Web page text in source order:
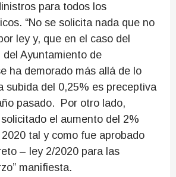
para todos los
“No se solicita nada que no
ley y, que en el caso del
del Ayuntamiento de
ha demorado más allá de lo
subida del 0,25% es preceptiva
pasado. Por otro lado,
el aumento del 2%
tal y como fue aprobado
– ley 2/2020 para las
manifiesta.